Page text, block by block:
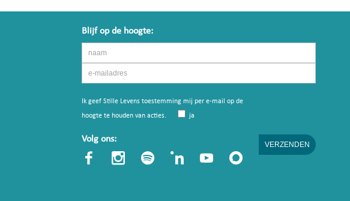
Blijf op de hoogte:
Ik geef Stille Levens toestemming mij per e-mail op de
hoogte te houden van acties.
ja
Volg ons: